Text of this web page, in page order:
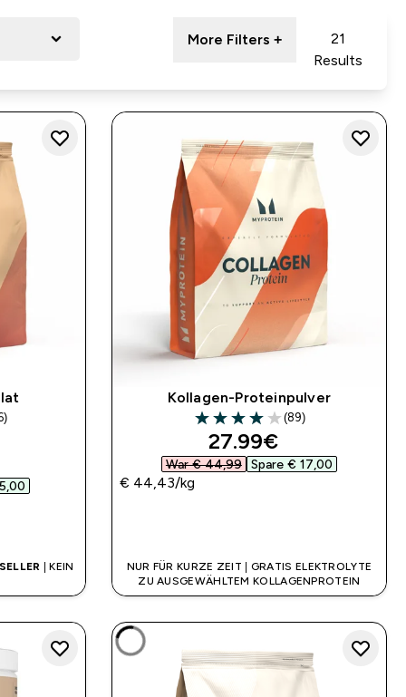
More Filters +
21
Results
price
| KEIN
Kollagen-Proteinpulver
3.97 out of 5 stars
(89)
discounted price
27.99€‎
War € 44,99‎ Spare € 17,00‎
€ 44,43‎/kg
NUR FÜR KURZE ZEIT | GRATIS ELEKTROLYTE
ZU AUSGEWÄHLTEM KOLLAGENPROTEIN